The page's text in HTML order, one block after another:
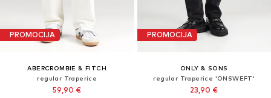
PROMOCIJA
ABERCROMBIE & FITCH
regular Traperice
59,90 €
PROMOCIJA
ONLY & SONS
regular Traperice 'ONSWEFT'
23,90 €